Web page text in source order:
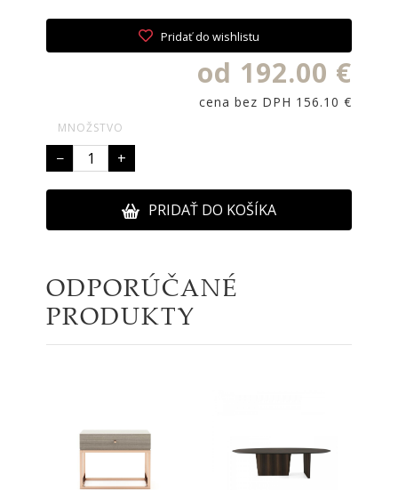
Pridať do wishlistu
od 192.00 €
cena bez DPH 156.10 €
MNOŽSTVO
− +
PRIDAŤ DO KOŠÍKA
ODPORÚČANÉ
PRODUKTY